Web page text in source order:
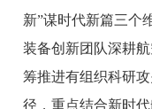
新”谋时代新篇三个
装备创新团队深耕
筹推进有组织科研
径，重点结合新时